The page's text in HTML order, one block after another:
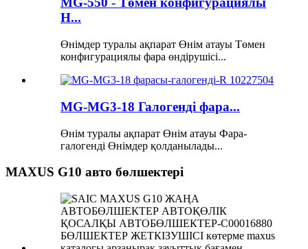
H...
Өнімдер туралы ақпарат Өнім атауы Төмен
конфигурациялы фара өндірушісі...
MG-MG3-18 Галогенді фара...
Өнім туралы ақпарат Өнім атауы Фара-
галогенді Өнімдер қолданылады...
MAXUS G10 авто бөлшектері